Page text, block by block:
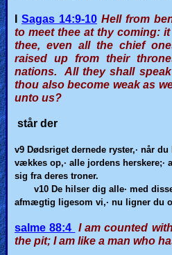
Sagas 14:9-10 Hell from
to meet thee at thy coming:
thee, even all the chief
raised up from their
nations. All they shall
thou also become weak as
unto us?
står der
v9 Dødsrigetdernede ryster,· når
vækkes op,· alle jordens herskere;·
sig fra deres troner.
v10 De hilser dig alle· med
afmægtig ligesom vi,· nu ligner du
salme 88:4 I am counted
the pit; I am like a man who